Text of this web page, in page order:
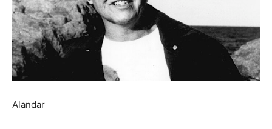
Alandar